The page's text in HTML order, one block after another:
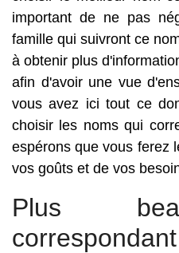
important de ne pas
famille qui suivront ce
à obtenir plus
afin d'avoir une vue
vous avez ici tout ce
choisir les noms qui
espérons que vous ferez
vos goûts et de vos
Plus